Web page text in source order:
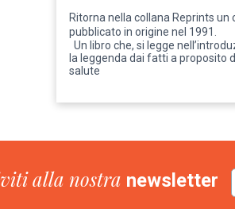
Ritorna nella collana Reprints un
pubblicato in origine nel 1991.
Un libro che, si legge
la leggenda dai fatti a proposito
salute
alla nostra newsletter